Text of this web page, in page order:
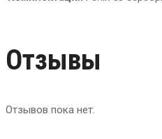
Отзывы
Отзывов пока нет.